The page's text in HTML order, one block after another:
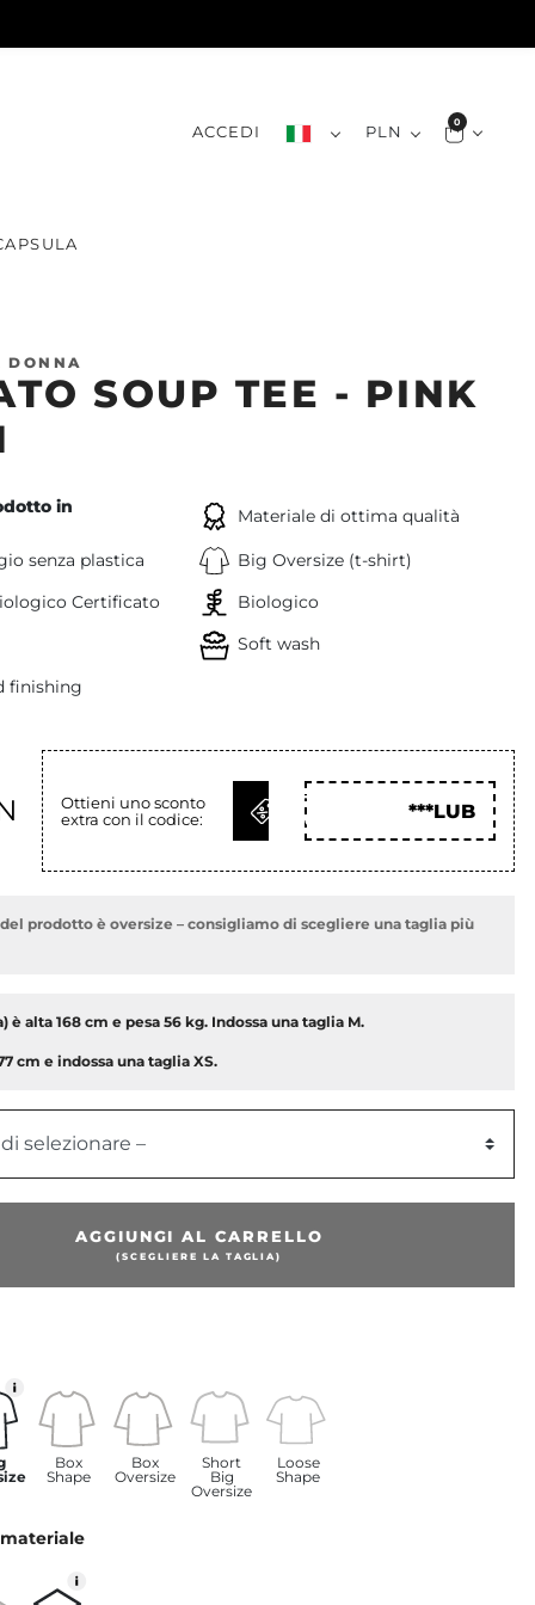
ACCEDI PLN 0
DONNA
SOUP TEE - PINK
in
Materiale di ottima qualità
senza plastica
Big Oversize (t-shirt)
Certificato
Biologico
Soft wash
finishing
Ottieni uno sconto
extra con il codice:
OTTIENI
COD
***LUB
prodotto è oversize – consigliamo di scegliere una taglia più
è alta 168 cm e pesa 56 kg. Indossa una taglia M.
cm e indossa una tagliaXS.
selezionare –
AGGIUNGI AL CARRELLO
(SCEGLIERE LA TAGLIA)
Box
Shape
Box
Oversize
Short
Big
Oversize
Loose
Shape